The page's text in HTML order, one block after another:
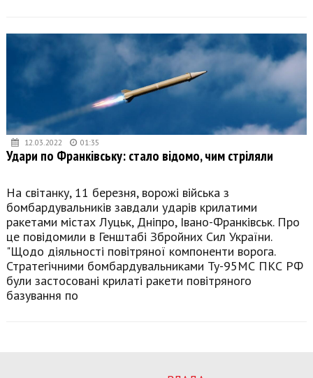
12.03.2022 01:35
Удари по Франківську: стало відомо, чим стріляли
На світанку, 11 березня, ворожі війська з
бомбардувальників завдали ударів крилатими
ракетами містах Луцьк, Дніпро, Івано-Франківськ. Про
це повідомили в Генштабі Збройних Сил України.
"Щодо діяльності повітряної компоненти ворога.
Стратегічними бомбардувальниками Ту-95МС ПКС РФ
були застосовані крилаті ракети повітряного
базування по